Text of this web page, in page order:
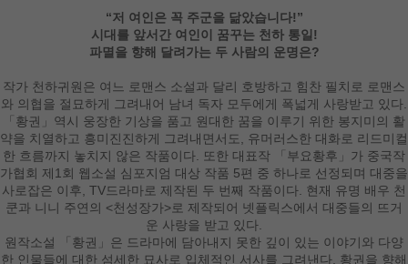
“저 여인은 꼭 주군을 닮았습니다!”
시대를 앞서간 여인이 꿈꾸는 천하 통일!
파멸을 향해 달려가는 두 사람의 운명은?
작가 천하귀원은 여느 로맨스 소설과 달리 호방하고 힘찬 필치로 로맨스
와 의협을 절묘하게 그려내어 남녀 독자 모두에게 폭넓게 사랑받고 있다.
「황권」역시 웅장한 기상을 품고 원대한 꿈을 이루기 위한 봉지미의 활
약을 치열하고 흥미진진하게 그려내면서도, 유머러스한 대화로 리드미컬
한 흐름까지 놓치지 않은 작품이다. 또한 대표작 「부요황후」가 중국작
가협회 제1회 웹소설 심포지엄 대상 작품 5편 중 하나로 선정되며 대중을
사로잡은 이후, TV드라마로 제작된 두 번째 작품이다. 현재 유명 배우 천
쿤과 니니 주연의 <천성장가>로 제작되어 넷플릭스에서 대중들의 뜨거
운 사랑을 받고 있다.
원작소설 「황권」은 드라마에 담아내지 못한 깊이 있는 이야기와 다양
한 인물들에 대한 섬세한 묘사로 입체적인 서사를 그려낸다. 황권을 향해